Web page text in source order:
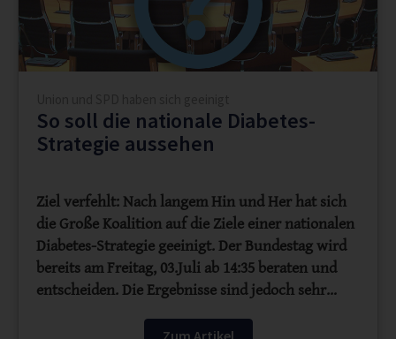
So soll die nationale Diabetes-
Strategie aussehen
Ziel verfehlt: Nach langem Hin und Her hat sich
die Große Koalition auf die Ziele einer nationalen
Diabetes-Strategie geeinigt. Der Bundestag wird
bereits am Freitag, 03.Juli ab 14:35 beraten und
entscheiden. Die Ergebnisse sind jedoch sehr…